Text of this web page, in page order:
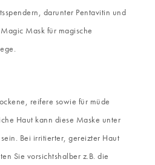
darunter Pentavitin und
Mask für magische
reifere sowie für müde
Haut kann diese Maske unter
Bei irritierter, gereizter Haut
Sie vorsichtshalber z.B. die